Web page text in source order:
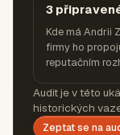
3
Kde má Andrii
firmy ho
reputačním
Audit je v této
historických
Zeptat se na